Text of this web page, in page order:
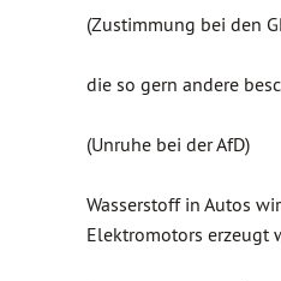
(Zustimmung bei den
die so gern andere
(Unruhe bei der AfD)
Wasserstoff in Autos
Elektromotors erzeugt